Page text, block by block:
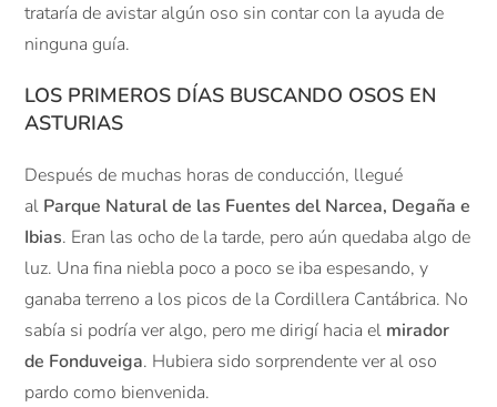
trataría de avistar algún oso sin contar con la ayuda de
ninguna guía.
LOS PRIMEROS DÍAS BUSCANDO OSOS EN
ASTURIAS
Después de muchas horas de conducción, llegué
al Parque Natural de las Fuentes del Narcea, Degaña e
Ibias. Eran las ocho de la tarde, pero aún quedaba algo de
luz. Una fina niebla poco a poco se iba espesando, y
ganaba terreno a los picos de la Cordillera Cantábrica. No
sabía si podría ver algo, pero me dirigí hacia el mirador
de Fonduveiga. Hubiera sido sorprendente ver al oso
pardo como bienvenida.